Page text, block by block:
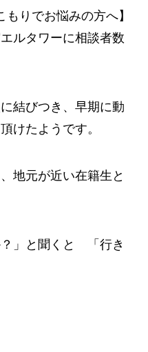
もりでお悩みの方へ】
ルタワーに相談者数
結びつき、早期に動
けたようです。
地元が近い在籍生と
？」と聞くと 「行き